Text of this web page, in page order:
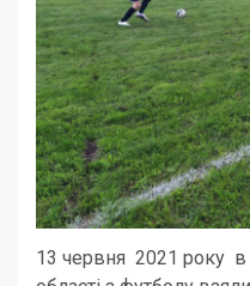
13 червня 2021 року в